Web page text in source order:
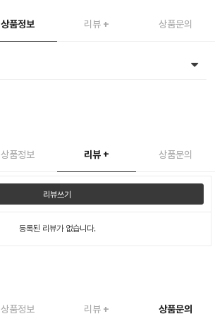
상품정보 리뷰 + 상품문의
상품정보 리뷰 + 상품문의
리뷰쓰기
등록된 리뷰가 없습니다.
상품정보 리뷰 + 상품문의